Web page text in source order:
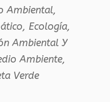
Ambiental,
, Ecología,
Ambiental Y
Ambiente,
Verde